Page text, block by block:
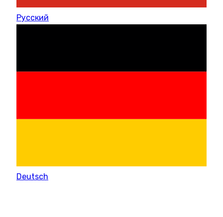
Русский
Deutsch